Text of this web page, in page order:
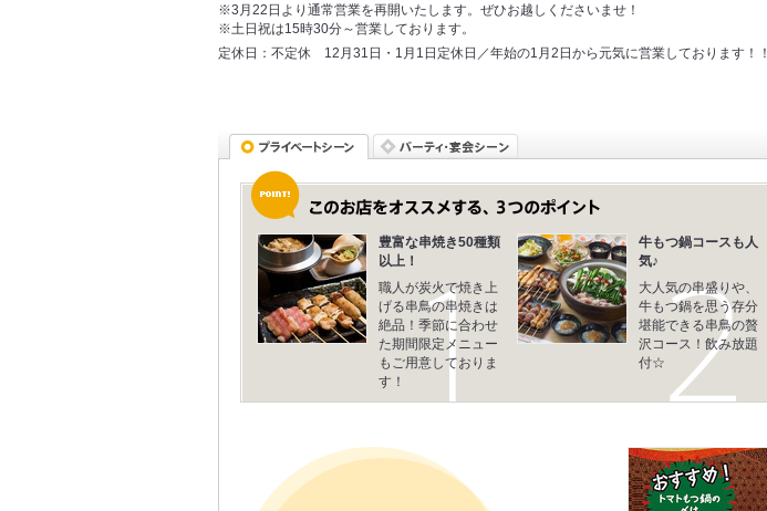
※3月22日より通常営業を再開いたします。ぜひお越しくださいませ！
※土日祝は15時30分～営業しております。
定休日： 不定休 12月31日・1月1日定休日／年始の1月2日から元気に営業しております！！
豊富な串焼き50種類
以上！
職人が炭火で焼き上
げる串鳥の串焼きは
絶品！季節に合わせ
た期間限定メニュー
もご用意しておりま
す！
牛もつ鍋コースも人
気♪
大人気の串盛りや、
牛もつ鍋を思う存分
堪能できる串鳥の贅
沢コース！飲み放題
付☆